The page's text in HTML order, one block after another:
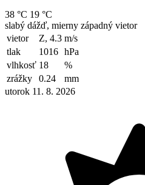
38 °C 19 °C
slabý dážď, mierny západný vietor
vietor
Z, 4.3 m/s
tlak
1016 hPa
vlhkosť 18
%
zrážky
0.24
mm
utorok 11. 8. 2026